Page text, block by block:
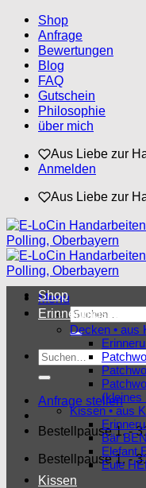
Zum
Inhalt
springen
Shop
Anfrage
Bewertungen
Blog
FAQ
Gutschein
Philosophie
über mich
Aus Liebe zur
Anmelden
Aus Liebe zur
Menü
Suchen
nach:
Suchen
nach:
Anfrage stellen
Bestellpause 1. -
Bestellpause 1. -
Shop
Decken • aus
(kleines
Kissen • aus
Bär
Elefant
Eule
Kissen